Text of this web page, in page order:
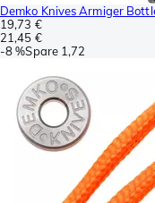
Demko Knives Armiger
19,73 €
21,45 €
-8 %Spare 1,72